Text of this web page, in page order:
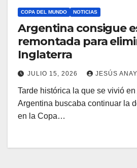
COPA DEL MUNDO NOTICIAS
Argentina consigue
remontada para
Inglaterra
JULIO 15, 2026 JESÚS
Tarde histórica la que se vivió
Argentina buscaba continuar la
en la Copa…